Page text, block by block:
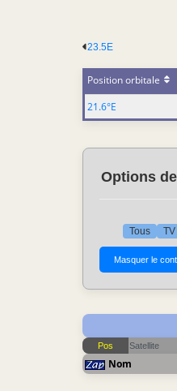
23.5E
Position orbitale
21.6°E
Options
Tous TV
Pos Satellite
Nom